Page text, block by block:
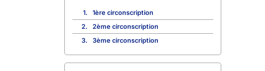
1.
1ère circonscription
2.
2ème circonscription
3.
3ème circonscription